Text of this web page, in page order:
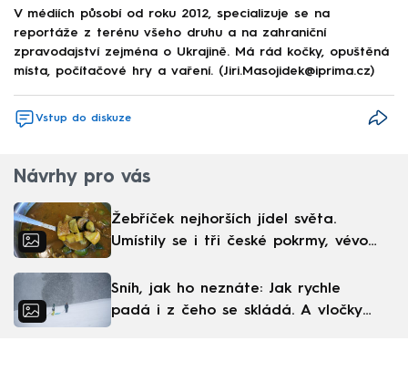
V médiích působí od roku 2012, specializuje se na
reportáže z terénu všeho druhu a na zahraniční
zpravodajství zejména o Ukrajině. Má rád kočky, opuštěná
místa, počítačové hry a vaření. (Jiri.Masojidek@iprima.cz)
Vstup do diskuze
Návrhy pro vás
Žebříček nejhorších jídel světa.
Umístily se i tři české pokrmy, vévodí
Sníh, jak ho neznáte: Jak rychle
padá i z čeho se skládá. A vločky